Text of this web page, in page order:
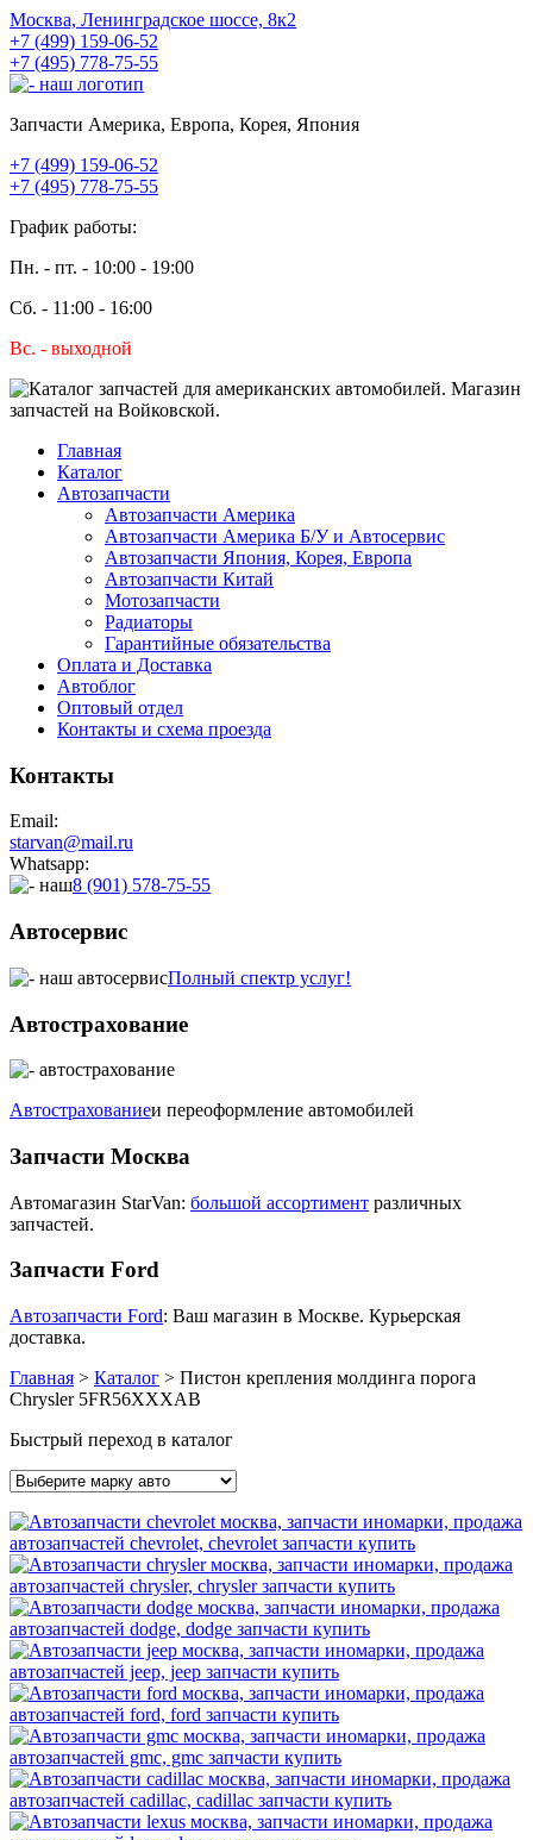
Москва, Ленинградское шоссе, 8к2
+7 (499) 159-06-52
+7 (495) 778-75-55
Запчасти Америка, Европа, Корея, Япония
+7 (499) 159-06-52
+7 (495) 778-75-55
График работы:
Пн. - пт. - 10:00 - 19:00
Сб. - 11:00 - 16:00
Вс. - выходной
Главная
Каталог
Автозапчасти
Автозапчасти Америка
Автозапчасти Америка Б/У и Автосервис
Автозапчасти Япония, Корея, Европа
Автозапчасти Китай
Мотозапчасти
Радиаторы
Гарантийные обязательства
Оплата и Доставка
Автоблог
Оптовый отдел
Контакты и схема проезда
Контакты
Email:
starvan@mail.ru
Whatsapp:
8 (901) 578-75-55
Автосервис
Полный спектр услуг!
Автострахование
Автострахованиеи переоформление автомобилей
Запчасти Москва
Автомагазин StarVan: большой ассортимент различных
запчастей.
Запчасти Ford
Автозапчасти Ford: Ваш магазин в Москве. Курьерская
доставка.
Главная > Каталог > Пистон крепления молдинга порога
Chrysler 5FR56XXXAB
Быстрый переход в каталог